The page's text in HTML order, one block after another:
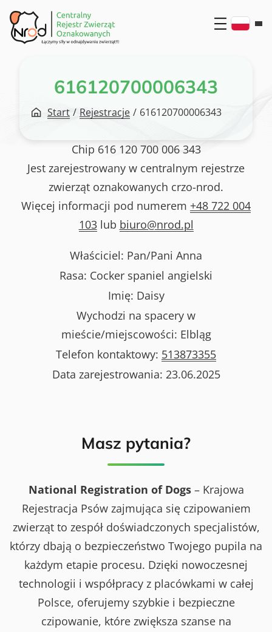
Przejdź
do
treści
616120700006343
Start / Rejestracje / 616120700006343
Chip 616 120 700 006 343
Jest zarejestrowany w centralnym rejestrze
zwierząt oznakowanych crzo-nrod.
Więcej informacji pod numerem +48 722 004
103lub biuro@nrod.pl
Właściciel: Pan/Pani Anna
Rasa: Cocker spaniel angielski
Imię: Daisy
Wychodzi na spacery w
mieście/miejscowości: Elbląg
Telefon kontaktowy: 513873355
Data zarejestrowania: 23.06.2025
Masz pytania?
National Registration of Dogs– Krajowa
Rejestracja Psów zajmująca się czipowaniem
zwierząt to zespół doświadczonych specjalistów,
którzy dbają o bezpieczeństwo Twojego pupila na
każdym etapie procesu. Dzięki nowoczesnej
technologii i współpracy z placówkami w całej
Polsce, oferujemy szybkie i bezpieczne
czipowanie, które zwiększa szanse na